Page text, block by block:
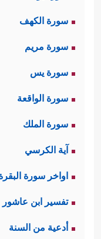
سورة الكهف
سورة مريم
سورة يس
سورة الواقعة
سورة الملك
آية الكرسي
اواخر سورة
تفسير ابن عاشور
أدعية من السنة